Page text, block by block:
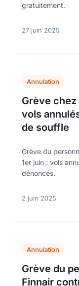
gratuitement.
27 juin 2025
Annulation
Grève chez
vols
de souffle
Grève du
1er juin : vols
dénoncés.
2 juin 2025
Annulation
Grève du
Finnair